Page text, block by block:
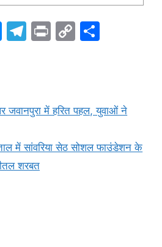
M
e
g
er
T
a
Pr C
Li
k
जवानपुरा में हरित पहल, युवाओं ने
में सांवरिया सेठ सोशल फाउंडेशन के
शरबत